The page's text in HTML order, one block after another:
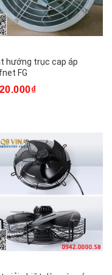
hướng trục cap áp
FG